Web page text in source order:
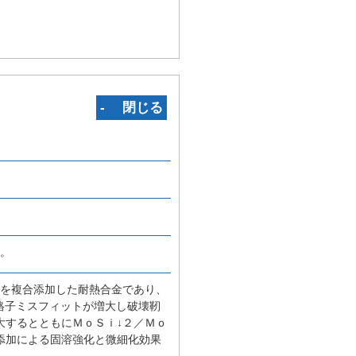
‐ 閉じる
複合添加した耐熱合金であり、
ミスフィットが増大し破壊靭
るとともにＭｏＳｉ↓２／Ｍｏ
加による固溶強化と微細化効果